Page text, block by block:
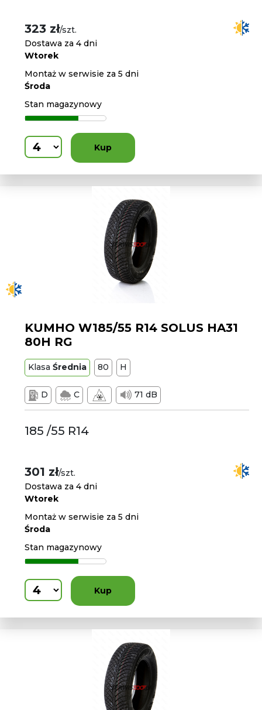
323 zł/szt.
Dostawa za 4 dni
Wtorek
Montaż w serwisie za 5 dni
Środa
Stan magazynowy
Kup
KUMHO W185/55 R14 SOLUS HA31
80H RG
KlasaŚrednia 80 H
D C 71 dB
185 /55 R14
301 zł/szt.
Dostawa za 4 dni
Wtorek
Montaż w serwisie za 5 dni
Środa
Stan magazynowy
Kup